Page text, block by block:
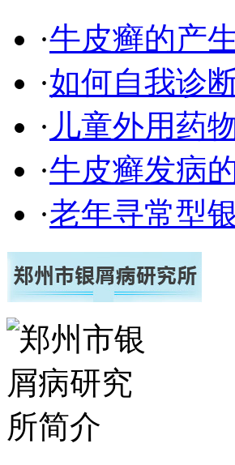
·牛皮癣的产
·如何自我诊
· 儿童外用药
·牛皮癣发病
·老年寻常型